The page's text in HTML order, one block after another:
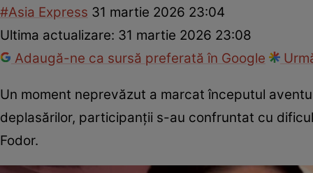
#Asia Express 31 martie 2026 23:04
Ultima actualizare: 31 martie 2026 23:08
Adaugă-ne ca sursă preferată în Google
Un moment neprevăzut a marcat începutul
deplasărilor, participanții s-au confruntat cu
Fodor.